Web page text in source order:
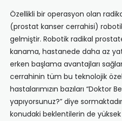
Özellikli bir operasyon olan
(prostat kanser cerrahisi)
gelmiştir. Robotik radikal
kanama, hastanede daha az
erken başlama avantajları
cerrahinin tüm bu teknolojik
hastalarımızın bazıları “Doktor
yapıyorsunuz?” diye
konudaki beklentilerin de